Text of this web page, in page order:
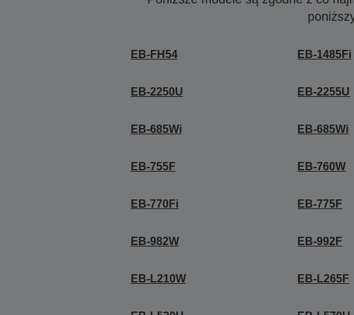
EB-FH54 EB-1485Fi
EB-2250U EB-2255U
EB-685Wi EB-685Wi
EB-755F EB-760W
EB-770Fi EB-775F
EB-982W EB-992F
EB-L210W EB-L265F